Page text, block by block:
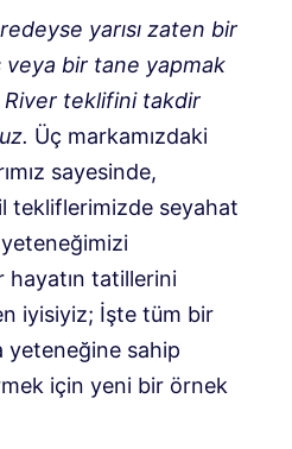
yarısı zaten bir
veya bir tane yapmak
teklifini takdir
Üç markamızdaki
sayesinde,
tekliflerimizde seyahat
hayatın tatillerini
iyisiyiz; İşte tüm bir
yeteneğine sahip
için yeni bir örnek